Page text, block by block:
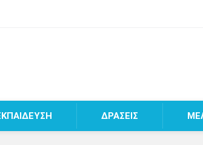
ΔΡΑΣΕΙΣ